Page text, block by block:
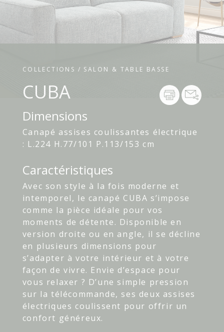
COLLECTIONS / SALON & TABLE BASSE
CUBA
Dimensions
Canapé assises coulissantes électrique
: L.224 H.77/101 P.113/153 cm
Caractéristiques
Avec son style à la fois moderne et
intemporel, le canapé CUBA s’impose
comme la pièce idéale pour vos
moments de détente. Disponible en
version droite ou en angle, il se décline
en plusieurs dimensions pour
s’adapter à votre intérieur et à votre
façon de vivre. Envie d’espace pour
vous relaxer ? D’une simple pression
sur la télécommande, ses deux assises
électriques coulissent pour offrir un
confort généreux.